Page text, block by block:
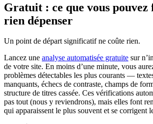
Gratuit : ce que vous pouvez
rien dépenser
Un point de départ significatif ne coûte rien.
Lancez une analyse automatisée gratuite sur
de votre site. En moins d’une minute, vous
problèmes détectables les plus courants —
manquants, échecs de contraste, champs de
structure de titres cassée. Ces vérifications
pas tout (nous y reviendrons), mais elles font
qui apparaissent le plus souvent et se corrigent